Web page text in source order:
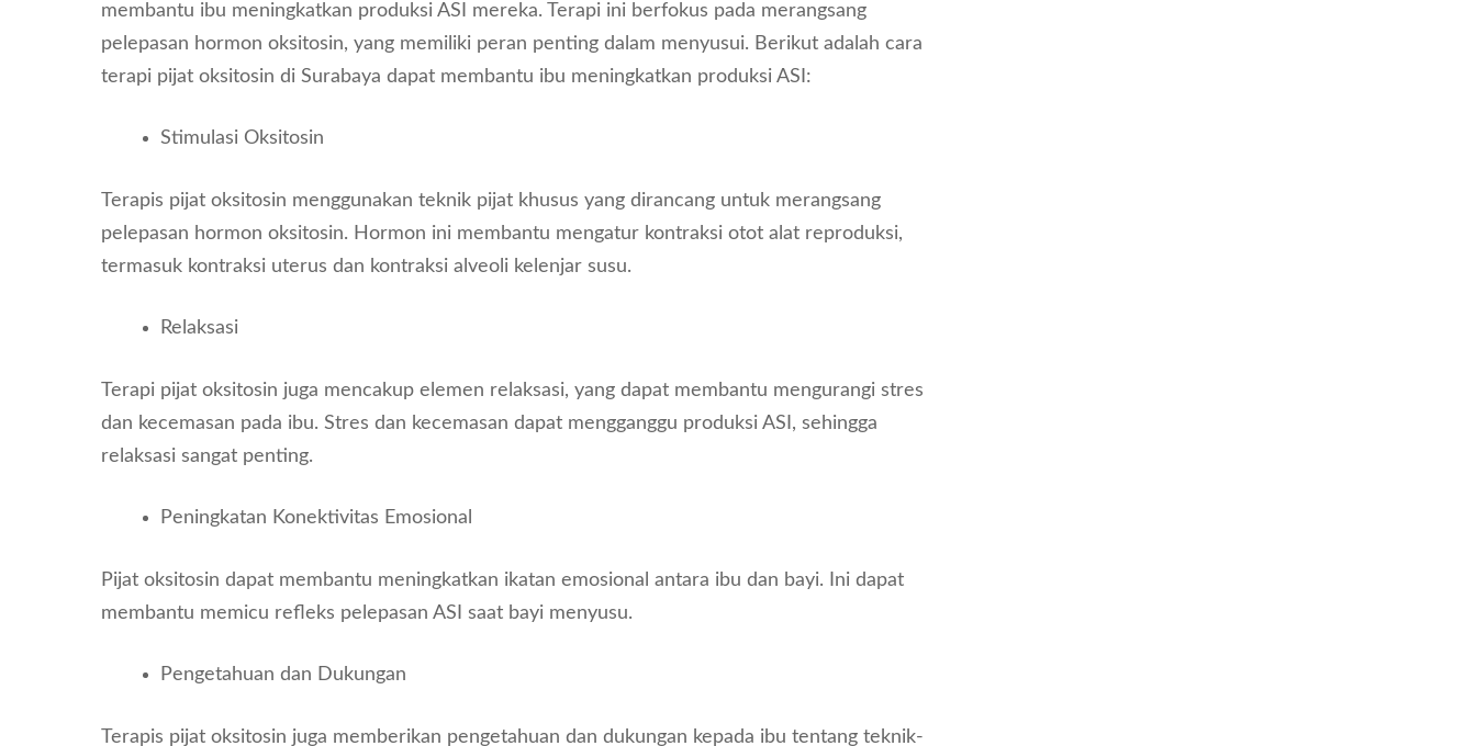
membantu ibu meningkatkan produksi ASI mereka. Terapi ini berfokus pada merangsang
pelepasan hormon oksitosin, yang memiliki peran penting dalam menyusui. Berikut adalah cara
terapi pijat oksitosin di Surabaya dapat membantu ibu meningkatkan produksi ASI:
Stimulasi Oksitosin
Terapis pijat oksitosin menggunakan teknik pijat khusus yang dirancang untuk merangsang
pelepasan hormon oksitosin. Hormon ini membantu mengatur kontraksi otot alat reproduksi,
termasuk kontraksi uterus dan kontraksi alveoli kelenjar susu.
Relaksasi
Terapi pijat oksitosin juga mencakup elemen relaksasi, yang dapat membantu mengurangi stres
dan kecemasan pada ibu. Stres dan kecemasan dapat mengganggu produksi ASI, sehingga
relaksasi sangat penting.
Peningkatan Konektivitas Emosional
Pijat oksitosin dapat membantu meningkatkan ikatan emosional antara ibu dan bayi. Ini dapat
membantu memicu refleks pelepasan ASI saat bayi menyusu.
Pengetahuan dan Dukungan
Terapis pijat oksitosin juga memberikan pengetahuan dan dukungan kepada ibu tentang teknik-